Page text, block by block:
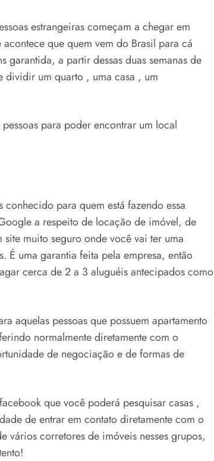
estrangeiras começam a chegar em
que quem vem do Brasil para cá
garantida, a partir dessas duas semanas de
dividir um quarto , uma casa , um
para poder encontrar um local
para quem está fazendo essa
a respeito de locação de imóvel, de
muito seguro onde você vai ter uma
É uma garantia feita pela empresa, então
cerca de 2 a 3 aluguéis antecipados como
aquelas pessoas que possuem apartamento
normalmente diretamente com o
de negociação e de formas de
que você poderá pesquisar casas ,
de entrar em contato diretamente com o
corretores de imóveis nesses grupos,